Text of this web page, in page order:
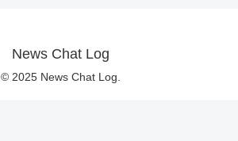
News Chat Log
© 2025 News Chat Log.